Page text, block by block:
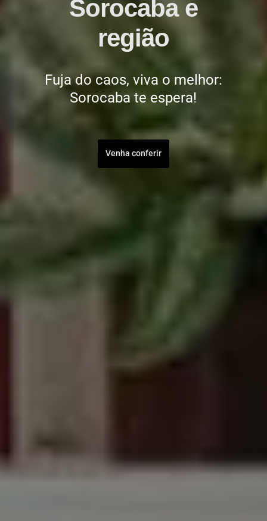
Sorocaba e
região
Fuja do caos, viva o melhor:
Sorocaba te espera!
Venha conferir